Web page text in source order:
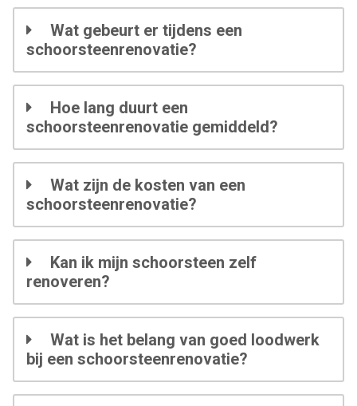
Wat gebeurt er tijdens een
schoorsteenrenovatie?
Hoe lang duurt een
schoorsteenrenovatie gemiddeld?
Wat zijn de kosten van een
schoorsteenrenovatie?
Kan ik mijn schoorsteen zelf
renoveren?
Wat is het belang van goed loodwerk
bij een schoorsteenrenovatie?